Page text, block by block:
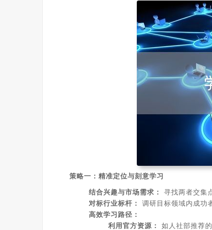
策略一：精准定位与刻意学习
结合兴趣与市场需求：
寻找两者交集
对标行业标杆：
调研目标领域内成功
高效学习路径：
利用官方资源：
如人社部推荐